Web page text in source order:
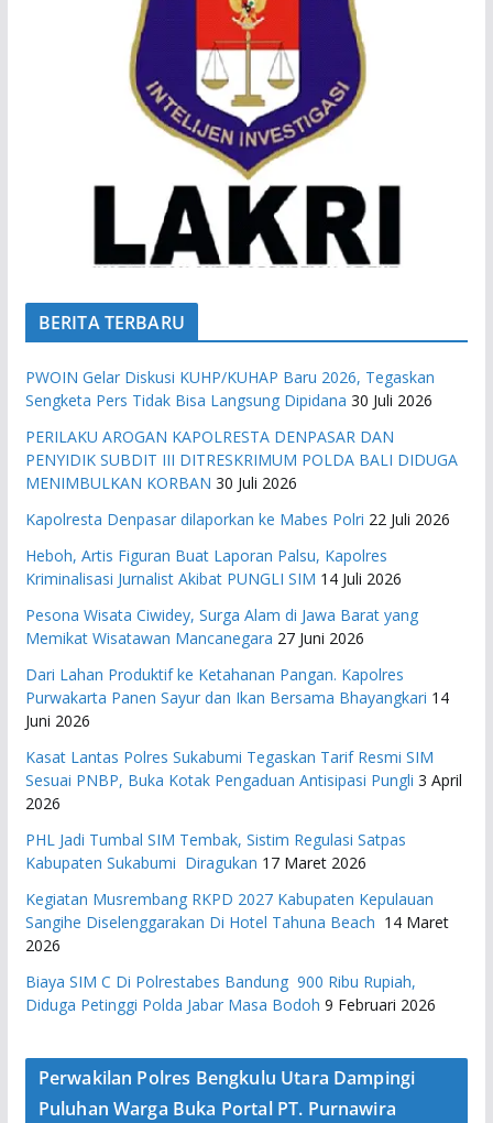
BERITA TERBARU
PWOIN Gelar Diskusi KUHP/KUHAP Baru 2026, Tegaskan
Sengketa Pers Tidak Bisa Langsung Dipidana 30 Juli 2026
PERILAKU AROGAN KAPOLRESTA DENPASAR DAN
PENYIDIK SUBDIT III DITRESKRIMUM POLDA BALI DIDUGA
MENIMBULKAN KORBAN 30 Juli 2026
Kapolresta Denpasar dilaporkan ke Mabes Polri 22 Juli 2026
Heboh, Artis Figuran Buat Laporan Palsu, Kapolres
Kriminalisasi Jurnalist Akibat PUNGLI SIM 14 Juli 2026
Pesona Wisata Ciwidey, Surga Alam di Jawa Barat yang
Memikat Wisatawan Mancanegara 27 Juni 2026
Dari Lahan Produktif ke Ketahanan Pangan. Kapolres
Purwakarta Panen Sayur dan Ikan Bersama Bhayangkari 14
Juni 2026
Kasat Lantas Polres Sukabumi Tegaskan Tarif Resmi SIM
Sesuai PNBP, Buka Kotak Pengaduan Antisipasi Pungli 3 April
2026
PHL Jadi Tumbal SIM Tembak, Sistim Regulasi Satpas
Kabupaten Sukabumi Diragukan 17 Maret 2026
Kegiatan Musrembang RKPD 2027 ​Kabupaten Kepulauan
Sangihe Diselenggarakan Di Hotel Tahuna Beach 14 Maret
2026
Biaya SIM C Di Polrestabes Bandung 900 Ribu Rupiah,
Diduga Petinggi Polda Jabar Masa Bodoh 9 Februari 2026
Perwakilan Polres Bengkulu Utara Dampingi
Puluhan Warga Buka Portal PT. Purnawira